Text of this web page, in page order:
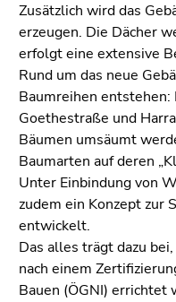
Zusätzlich wird das
erzeugen. Die Dächer
erfolgt eine extensive
Rund um das neue
Baumreihen
Goethestraße und
Bäumen umsäumt
Baumarten auf deren
Unter Einbindung von
zudem ein Konzept zur
entwickelt.
Das alles trägt dazu
nach einem
Bauen (ÖGNI) errichtet